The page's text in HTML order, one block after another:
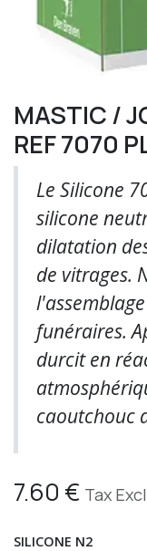
MASTIC /
REF 7070
Le Silicone
silicone
dilatation
de vitrages.
funéraires.
durcit en
caoutchouc
7.60 € Tax
SILICONE N2